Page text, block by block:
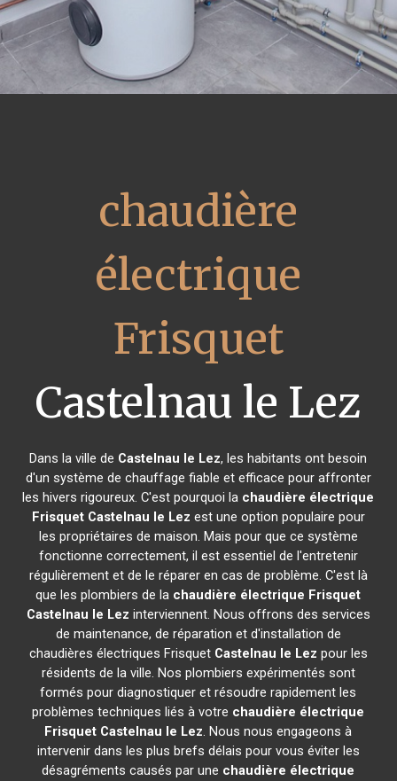
chaudière
électrique
Frisquet
Castelnau le Lez
Dans la ville de Castelnau le Lez, les habitants ont besoin
d'un système de chauffage fiable et efficace pour affronter
les hivers rigoureux. C'est pourquoi la chaudière électrique
Frisquet Castelnau le Lez est une option populaire pour
les propriétaires de maison. Mais pour que ce système
fonctionne correctement, il est essentiel de l'entretenir
régulièrement et de le réparer en cas de problème. C'est là
que les plombiers de la chaudière électrique Frisquet
Castelnau le Lez interviennent. Nous offrons des services
de maintenance, de réparation et d'installation de
chaudières électriques Frisquet Castelnau le Lez pour les
résidents de la ville. Nos plombiers expérimentés sont
formés pour diagnostiquer et résoudre rapidement les
problèmes techniques liés à votre chaudière électrique
Frisquet Castelnau le Lez. Nous nous engageons à
intervenir dans les plus brefs délais pour vous éviter les
désagréments causés par une chaudière électrique